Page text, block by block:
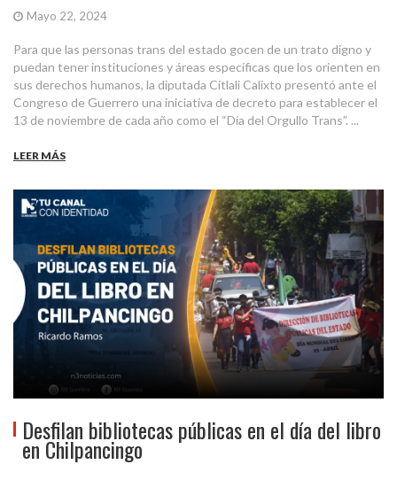
Mayo 22, 2024
Para que las personas trans del estado gocen de un trato digno y
puedan tener instituciones y áreas específicas que los orienten en
sus derechos humanos, la diputada Citlali Calixto presentó ante el
Congreso de Guerrero una iniciativa de decreto para establecer el
13 de noviembre de cada año como el “Día del Orgullo Trans”. ...
LEER MÁS
Desfilan bibliotecas públicas en el día del libro
en Chilpancingo